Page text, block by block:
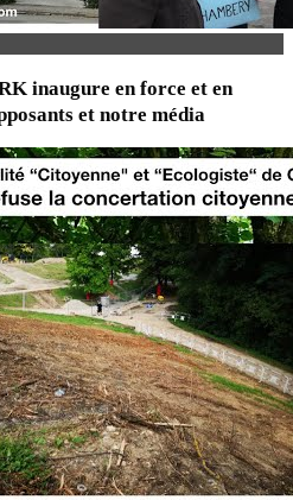
inaugure en force et en
et notre média